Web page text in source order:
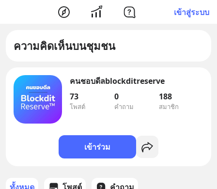
เข้าสู่ระบบ
ความคิดเห็นบนชุมชน
คนชอบดีลblockditreserve
73
โพสต์
0
คำถาม
188
สมาชิก
เข้าร่วม